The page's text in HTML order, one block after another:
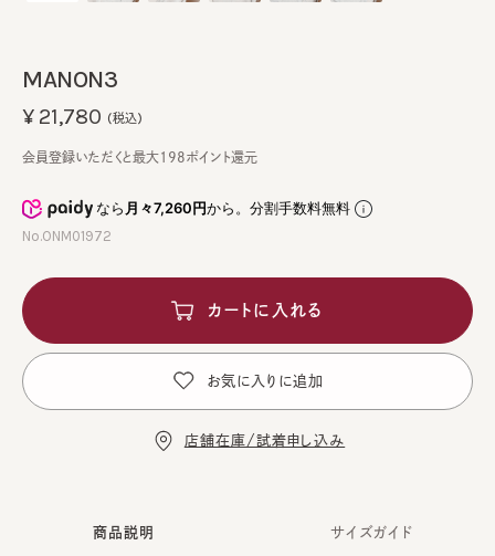
MANON3
なら月々7,260円から。分割手数料無料
No.ONM01972
¥21,780 (税込)
会員登録いただくと最大198ポイント還元
カートに入れる
お気に入りに追加
店舗在庫/試着申し込み
商品説明 サイズガイド